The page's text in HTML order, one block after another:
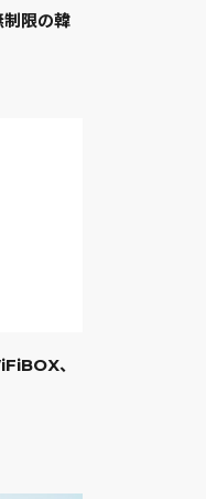
限の韓
、